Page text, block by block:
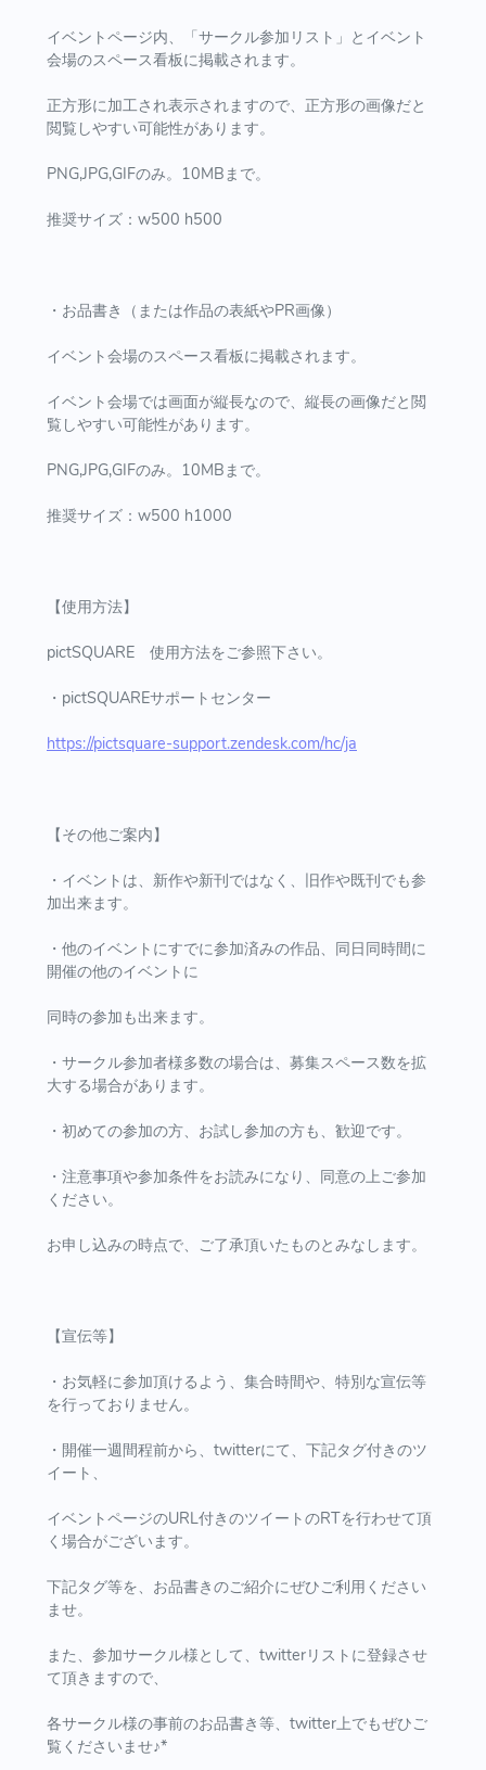
イベントページ内、「サークル参加リスト」とイベント
会場のスペース看板に掲載されます。
正方形に加工され表示されますので、正方形の画像だと
閲覧しやすい可能性があります。
PNG,JPG,GIFのみ。10MBまで。
推奨サイズ：w500 h500
・お品書き（または作品の表紙やPR画像）
イベント会場のスペース看板に掲載されます。
イベント会場では画面が縦長なので、縦長の画像だと閲
覧しやすい可能性があります。
PNG,JPG,GIFのみ。10MBまで。
推奨サイズ：w500 h1000
【使用方法】
pictSQUARE 使用方法をご参照下さい。
・pictSQUAREサポートセンター
https://pictsquare-support.zendesk.com/hc/ja
【その他ご案内】
・イベントは、新作や新刊ではなく、旧作や既刊でも参
加出来ます。
・他のイベントにすでに参加済みの作品、同日同時間に
開催の他のイベントに
同時の参加も出来ます。
・サークル参加者様多数の場合は、募集スペース数を拡
大する場合があります。
・初めての参加の方、お試し参加の方も、歓迎です。
・注意事項や参加条件をお読みになり、同意の上ご参加
ください。
お申し込みの時点で、ご了承頂いたものとみなします。
【宣伝等】
・お気軽に参加頂けるよう、集合時間や、特別な宣伝等
を行っておりません。
・開催一週間程前から、twitterにて、下記タグ付きのツ
イート、
イベントページのURL付きのツイートのRTを行わせて頂
く場合がございます。
下記タグ等を、お品書きのご紹介にぜひご利用ください
ませ。
また、参加サークル様として、twitterリストに登録させ
て頂きますので、
各サークル様の事前のお品書き等、twitter上でもぜひご
覧くださいませ♪*